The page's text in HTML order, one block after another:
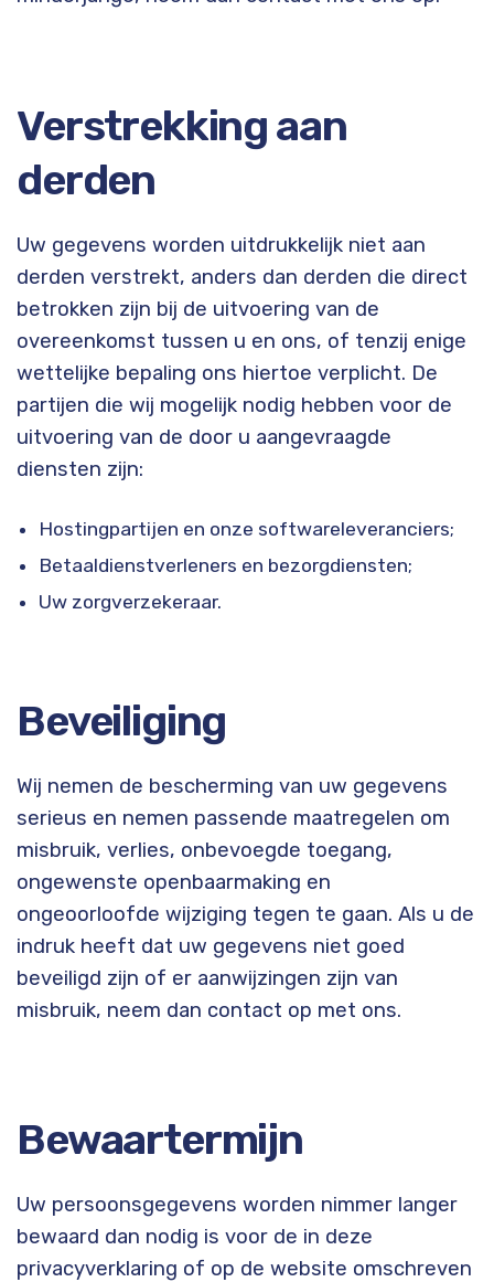
Verstrekking aan
derden
Uw gegevens worden uitdrukkelijk niet aan
derden verstrekt, anders dan derden die direct
betrokken zijn bij de uitvoering van de
overeenkomst tussen u en ons, of tenzij enige
wettelijke bepaling ons hiertoe verplicht. De
partijen die wij mogelijk nodig hebben voor de
uitvoering van de door u aangevraagde
diensten zijn:
Hostingpartijen en onze softwareleveranciers;
Betaaldienstverleners en bezorgdiensten;
Uw zorgverzekeraar.
Beveiliging
Wij nemen de bescherming van uw gegevens
serieus en nemen passende maatregelen om
misbruik, verlies, onbevoegde toegang,
ongewenste openbaarmaking en
ongeoorloofde wijziging tegen te gaan. Als u de
indruk heeft dat uw gegevens niet goed
beveiligd zijn of er aanwijzingen zijn van
misbruik, neem dan contact op met ons.
Bewaartermijn
Uw persoonsgegevens worden nimmer langer
bewaard dan nodig is voor de in deze
privacyverklaring of op de website omschreven